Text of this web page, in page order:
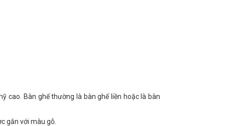
cao. Bàn ghế thường là bàn ghế liền hoặc là bàn
gắn với màu gỗ.